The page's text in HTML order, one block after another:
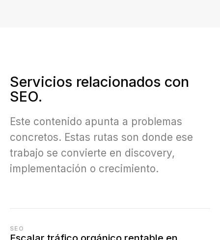
Servicios relacionados con
SEO.
Este contenido apunta a problemas
concretos. Estas rutas son donde ese
trabajo se convierte en discovery,
implementación o crecimiento.
SEO